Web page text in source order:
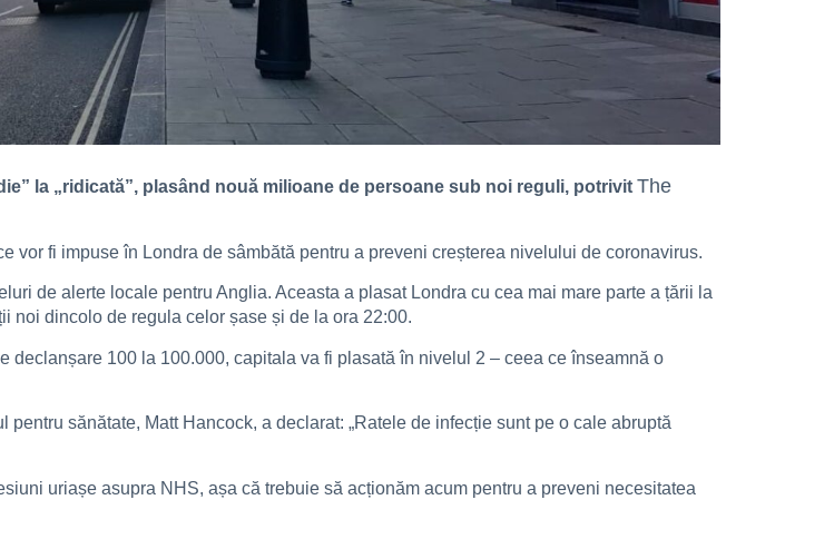
la „ridicată”, plasând nouă milioane de persoane sub noi reguli, potrivit The
vor fi impuse în Londra de sâmbătă pentru a preveni creșterea nivelului de coronavirus.
de alerte locale pentru Anglia. Aceasta a plasat Londra cu cea mai mare parte a țării la
noi dincolo de regula celor șase și de la ora 22:00.
declanșare 100 la 100.000, capitala va fi plasată în nivelul 2 – ceea ce înseamnă o
sănătate, Matt Hancock, a declarat: „Ratele de infecție sunt pe o cale abruptă
uriașe asupra NHS, așa că trebuie să acționăm acum pentru a preveni necesitatea